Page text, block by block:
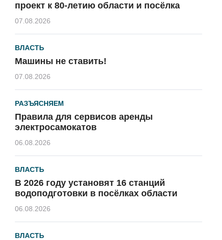
проект к 80-летию области и посёлка
07.08.2026
ВЛАСТЬ
Машины не ставить!
07.08.2026
РАЗЪЯСНЯЕМ
Правила для сервисов аренды
электросамокатов
06.08.2026
ВЛАСТЬ
В 2026 году установят 16 станций
водоподготовки в посёлках области
06.08.2026
ВЛАСТЬ